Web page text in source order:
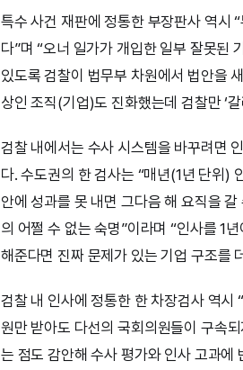
특수 사건 재판에 정통한 부장판사 역시
다”며 “오너 일가가 개입한 일부 잘못된
있도록 검찰이 법무부 차원에서 법안을
상인 조직(기업)도 진화했는데 검찰만 ‘
검찰 내에서는 수사 시스템을 바꾸려면
다. 수도권의 한 검사는 “매년(1년 단위)
안에 성과를 못 내면 그다음 해 요직을
의 어쩔 수 없는 숙명”이라며 “인사를 1
해준다면 진짜 문제가 있는 기업 구조를
검찰 내 인사에 정통한 한 차장검사 역시
원만 받아도 다선의 국회의원들이 구속
는 점도 감안해 수사 평가와 인사 고과에